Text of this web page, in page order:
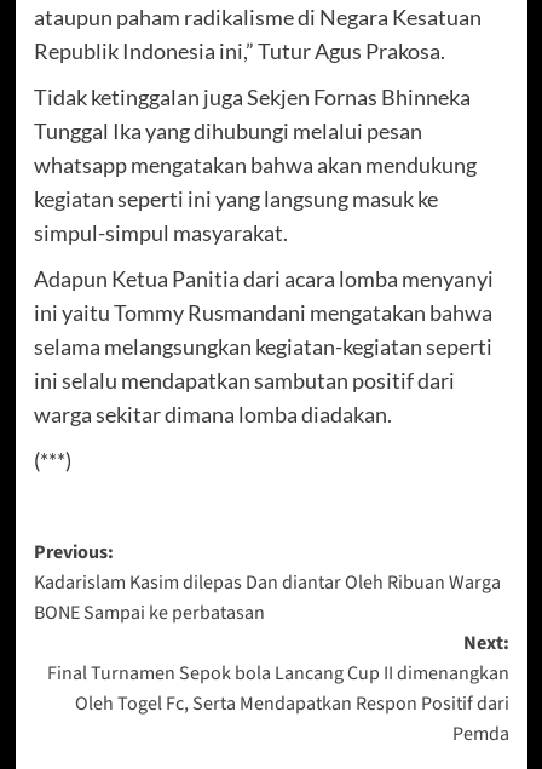
ataupun paham radikalisme di Negara Kesatuan
Republik Indonesia ini,” Tutur Agus Prakosa.
Tidak ketinggalan juga Sekjen Fornas Bhinneka
Tunggal Ika yang dihubungi melalui pesan
whatsapp mengatakan bahwa akan mendukung
kegiatan seperti ini yang langsung masuk ke
simpul-simpul masyarakat.
Adapun Ketua Panitia dari acara lomba menyanyi
ini yaitu Tommy Rusmandani mengatakan bahwa
selama melangsungkan kegiatan-kegiatan seperti
ini selalu mendapatkan sambutan positif dari
warga sekitar dimana lomba diadakan.
(***)
Post
navigation
Previous:
Kadarislam Kasim dilepas Dan diantar Oleh Ribuan Warga
BONE Sampai ke perbatasan
Next:
Final Turnamen Sepok bola Lancang Cup II dimenangkan
Oleh Togel Fc, Serta Mendapatkan Respon Positif dari
Pemda